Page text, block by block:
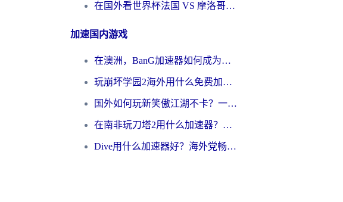
在国外看世界杯法国 VS 摩洛哥仅限中国大陆？海外党这样看中文解说赛事不卡顿
加速国内游戏
在澳洲，BanG加速器如何成为你国服游戏的“时光机”？
玩崩坏学园2海外用什么免费加速器好？2026海外党亲测国服游戏加速指南
国外如何玩新笑傲江湖不卡？一份给海外游子的终极网络指南
在南非玩刀塔2用什么加速器？一份给海外游子的终极生存指南
Dive用什么加速器好？海外党畅玩国服游戏的终极避坑指南